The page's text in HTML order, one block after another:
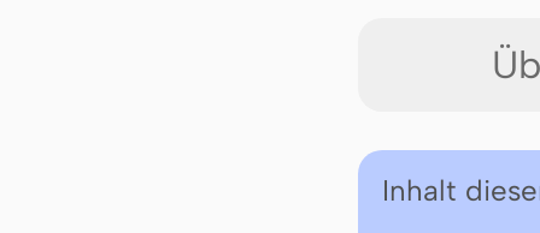
Inhalt